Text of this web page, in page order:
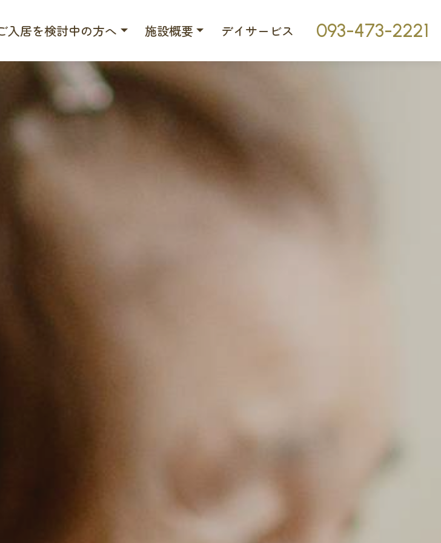
入居を検討中の方へ 施設概要 デイサービス 093-473-2221